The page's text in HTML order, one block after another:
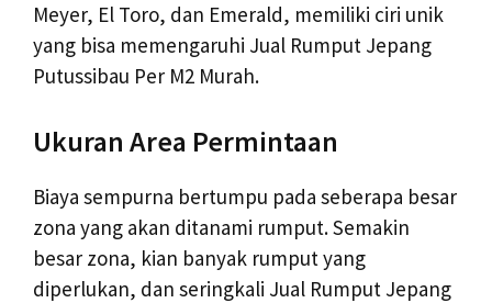
Meyer, El Toro, dan Emerald, memiliki ciri unik
yang bisa memengaruhi Jual Rumput Jepang
Putussibau Per M2 Murah.
Ukuran Area Permintaan
Biaya sempurna bertumpu pada seberapa besar
zona yang akan ditanami rumput. Semakin
besar zona, kian banyak rumput yang
diperlukan, dan seringkali Jual Rumput Jepang